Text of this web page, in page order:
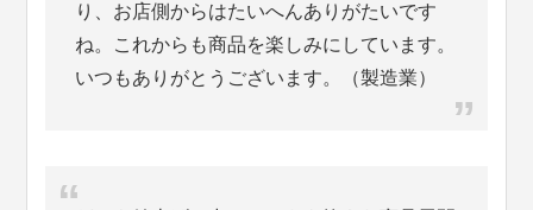
り、お店側からはたいへんありがたいです
ね。これからも商品を楽しみにしています。
いつもありがとうございます。（製造業）